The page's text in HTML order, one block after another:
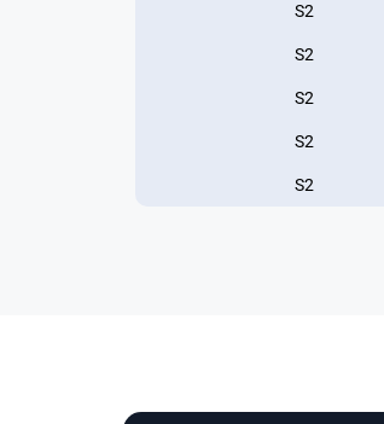
S2
S2
S2
S2
S2